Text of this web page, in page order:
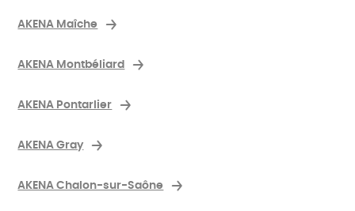
AKENA Maîche
AKENA Montbéliard
AKENA Pontarlier
AKENA Gray
AKENA Chalon-sur-Saône